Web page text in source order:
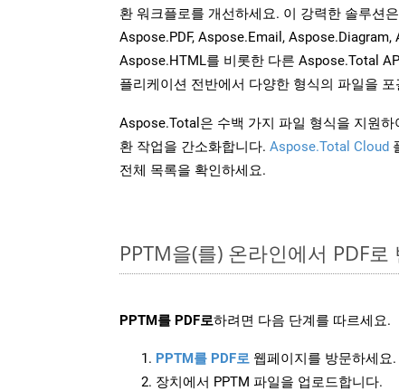
환 워크플로를 개선하세요. 이 강력한 솔루션
Aspose.PDF, Aspose.Email, Aspose.Diagram,
Aspose.HTML를 비롯한 다른 Aspose.Total
플리케이션 전반에서 다양한 형식의 파일을
Aspose.Total은 수백 가지 파일 형식을 지원
환 작업을 간소화합니다. Aspose.Total Cloud
전체 목록을 확인하세요.
PPTM을(를) 온라인에서 PDF
PPTM를 PDF로하려면 다음 단계를 따르세요.
PPTM를 PDF로 웹페이지를 방문하세요.
장치에서 PPTM 파일을 업로드합니다.